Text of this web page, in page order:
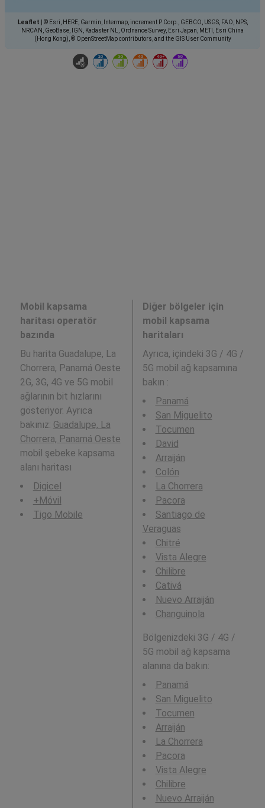
Leaflet
© Esri, HERE, Garmin, Intermap, increment P Corp., GEBCO, USGS, FAO, NPS,
NRCAN, GeoBase, IGN, Kadaster NL, Ordnance Survey, Esri Japan, METI, Esri China
(Hong Kong), © OpenStreetMap contributors, and the GIS User Community
Mobil kapsama
haritası operatör
bazında
Bu harita Guadalupe, La
Chorrera, Panamá Oeste
2G, 3G, 4G ve 5G mobil
ağlarının bit hızlarını
gösteriyor. Ayrıca
bakınız: Guadalupe, La
Chorrera, Panamá Oeste
mobil şebeke kapsama
alanı haritası
Digicel
+Móvil
Tigo Mobile
Diğer bölgeler için
mobil kapsama
haritaları
Ayrıca, içindeki 3G / 4G /
5G mobil ağ kapsamına
bakın :
Panamá
San Miguelito
Tocumen
David
Arraiján
Colón
La Chorrera
Pacora
Santiago de
Veraguas
Chitré
Vista Alegre
Chilibre
Cativá
Nuevo Arraiján
Changuinola
Bölgenizdeki 3G / 4G /
5G mobil ağ kapsama
alanına da bakın:
Panamá
San Miguelito
Tocumen
Arraiján
La Chorrera
Pacora
Vista Alegre
Chilibre
Nuevo Arraiján